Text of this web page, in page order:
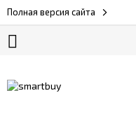
Полная версия сайта